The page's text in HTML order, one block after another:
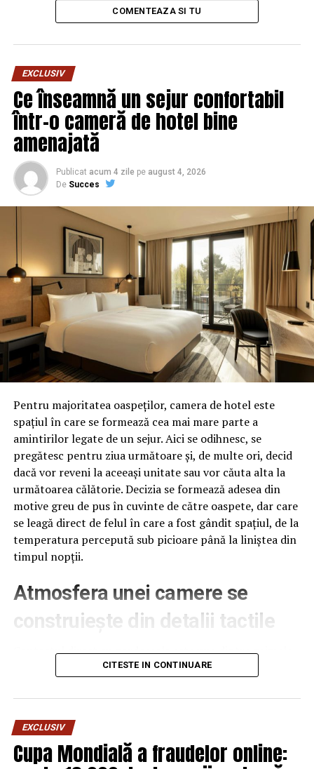
COMENTEAZA SI TU
EXCLUSIV
Ce înseamnă un sejur confortabil
într-o cameră de hotel bine
amenajată
Publicat acum 4 zile pe august 4, 2026
De Succes
Pentru majoritatea oaspeților, camera de hotel este
spațiul în care se formează cea mai mare parte a
amintirilor legate de un sejur. Aici se odihnesc, se
pregătesc pentru ziua următoare și, de multe ori, decid
dacă vor reveni la aceeași unitate sau vor căuta alta la
următoarea călătorie. Decizia se formează adesea din
motive greu de pus în cuvinte de către oaspete, dar care
se leagă direct de felul în care a fost gândit spațiul, de la
temperatura percepută sub picioare până la liniștea din
timpul nopții.
Atmosfera unei camere se
construiește din detalii tactile
Contactul direct cu pardoseala este una dintre primele
senzații fizice pe care le are un oaspete atunci când
pe drum, seara târziu. Textura și moliciunea potrivite,
oferite democheta hotel
care este percepută o cameră, chiar dacă restul
mobilierului rămâne identic de la o unitate la alta din
CITESTE IN CONTINUARE
EXCLUSIV
Cupa Mondială a fraudelor online: